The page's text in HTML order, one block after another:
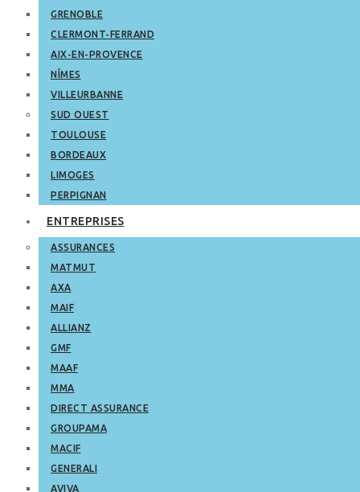
GRENOBLE
CLERMONT-FERRAND
AIX-EN-PROVENCE
NÎMES
VILLEURBANNE
SUD OUEST
TOULOUSE
BORDEAUX
LIMOGES
PERPIGNAN
ENTREPRISES
ASSURANCES
MATMUT
AXA
MAIF
ALLIANZ
GMF
MAAF
MMA
DIRECT ASSURANCE
GROUPAMA
MACIF
GENERALI
AVIVA